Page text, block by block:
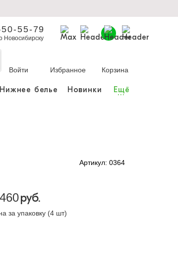
55-79
Новосибирску
Войти
Избранное Корзина
Нижнее белье Новинки Ещё
...
Артикул: 0364
руб.
за упаковку (4 шт)